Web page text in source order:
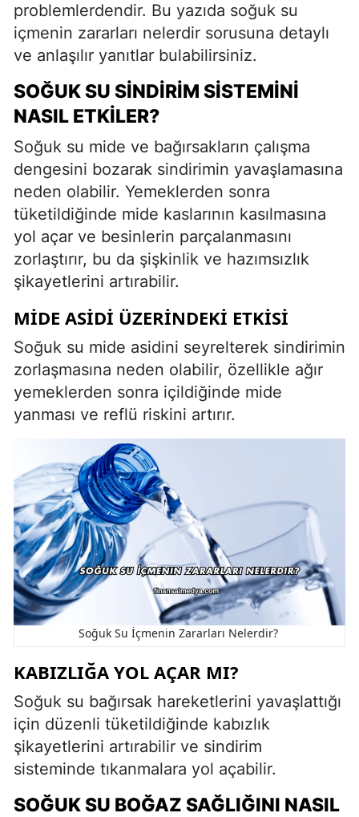
problemlerdendir. Bu yazıda soğuk su
içmenin zararları nelerdir sorusuna detaylı
ve anlaşılır yanıtlar bulabilirsiniz.
SOĞUK SU SINDIRIM SISTEMINI
NASIL ETKILER?
Soğuk su mide ve bağırsakların çalışma
dengesini bozarak sindirimin yavaşlamasına
neden olabilir. Yemeklerden sonra
tüketildiğinde mide kaslarının kasılmasına
yol açar ve besinlerin parçalanmasını
zorlaştırır, bu da şişkinlik ve hazımsızlık
şikayetlerini artırabilir.
MIDE ASIDI ÜZERINDEKI ETKISI
Soğuk su mide asidini seyrelterek sindirimin
zorlaşmasına neden olabilir, özellikle ağır
yemeklerden sonra içildiğinde mide
yanması ve reflü riskini artırır.
Soğuk Su İçmenin Zararları Nelerdir?
KABIZLIĞA YOL AÇAR MI?
Soğuk su bağırsak hareketlerini yavaşlattığı
için düzenli tüketildiğinde kabızlık
şikayetlerini artırabilir ve sindirim
sisteminde tıkanmalara yol açabilir.
SOĞUK SU BOĞAZ SAĞLIĞINI NASIL